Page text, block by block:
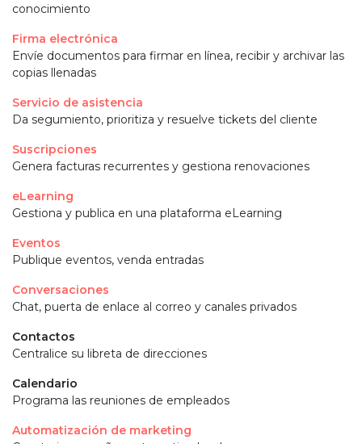
conocimiento
Firma electrónica
Envíe documentos para firmar en línea, recibir y archivar las
copias llenadas
Servicio de asistencia
Da segumiento, prioritiza y resuelve tickets del cliente
Suscripciones
Genera facturas recurrentes y gestiona renovaciones
eLearning
Gestiona y publica en una plataforma eLearning
Eventos
Publique eventos, venda entradas
Conversaciones
Chat, puerta de enlace al correo y canales privados
Contactos
Centralice su libreta de direcciones
Calendario
Programa las reuniones de empleados
Automatización de marketing